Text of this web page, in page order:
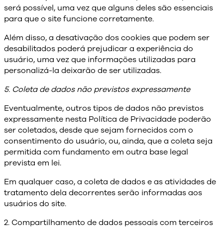
será possível, uma vez que alguns deles são essenciais
para que o site funcione corretamente.
Além disso, a desativação dos cookies que podem ser
desabilitados poderá prejudicar a experiência do
usuário, uma vez que informações utilizadas para
personalizá-la deixarão de ser utilizadas.
5. Coleta de dados não previstos expressamente
Eventualmente, outros tipos de dados não previstos
expressamente nesta Política de Privacidade poderão
ser coletados, desde que sejam fornecidos com o
consentimento do usuário, ou, ainda, que a coleta seja
permitida com fundamento em outra base legal
prevista em lei.
Em qualquer caso, a coleta de dados e as atividades de
tratamento dela decorrentes serão informadas aos
usuários do site.
2. Compartilhamento de dados pessoais com terceiros